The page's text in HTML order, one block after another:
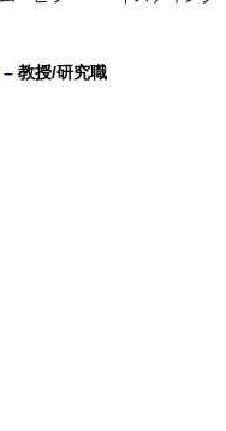
– 教授/研究職